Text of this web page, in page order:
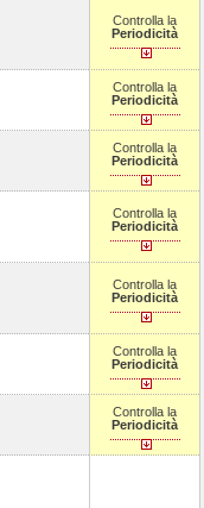
Controlla la
Periodicità
Controlla la
Periodicità
Controlla la
Periodicità
Controlla la
Periodicità
Controlla la
Periodicità
Controlla la
Periodicità
Controlla la
Periodicità